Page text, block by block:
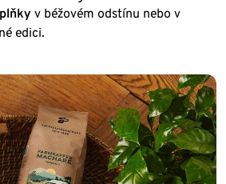
v béžovém odstínu nebo v
edici.